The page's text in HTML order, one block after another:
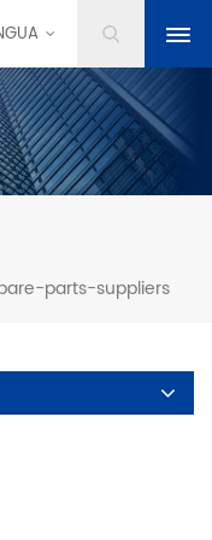
parts-suppliers